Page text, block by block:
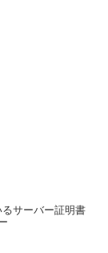
サーバー証明書